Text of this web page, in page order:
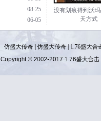
08-25
06-05
没有划痕得到沃
天方式
仿盛大传奇| 仿盛大传奇|
1.76盛大合
Copyright © 2002-2017 1.76盛大合击